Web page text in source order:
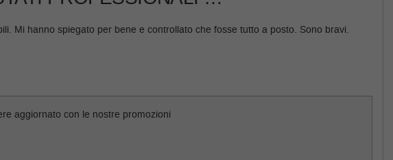
Mi hanno spiegato per bene e controllato che fosse tutto a posto. Sono bravi.
aggiornato con le nostre promozioni